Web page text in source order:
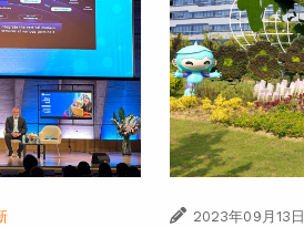
2023年09月13日